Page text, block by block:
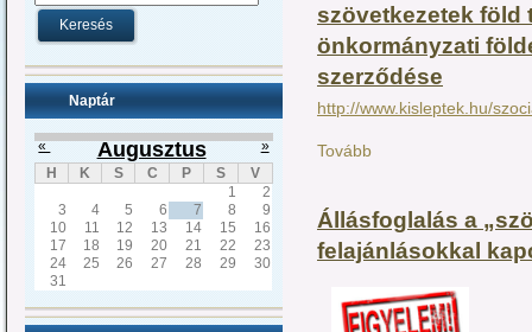
Naptár
« Augusztus
»
H
K S C P S
V
1
2
3
4 5 6 7 8
9
10
11 12 13 14 15
16
17
18 19 20 21 22
23
24
25 26 27 28 29
30
31
szövetkezetek föld
önkormányzati
szerződése
http://www.kisleptek.hu/
Tovább
Állásfoglalás a
felajánlásokkal